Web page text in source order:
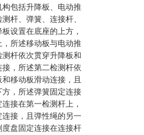
包括升降板、电动推
杆、弹簧、连接杆、
设置在底座的上方，
所述移动板与电动推
杆依次贯穿升降板和
，所述第二检测杆依
移动板滑动连接，且
，所述弹簧固定连接
接在第一检测杆上，
接，且弹性绳的另一
盘固定连接在连接杆